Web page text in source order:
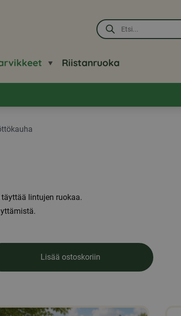
Products
search
Riistanruoka
lintujen ruokaa.
Lisää ostoskoriin